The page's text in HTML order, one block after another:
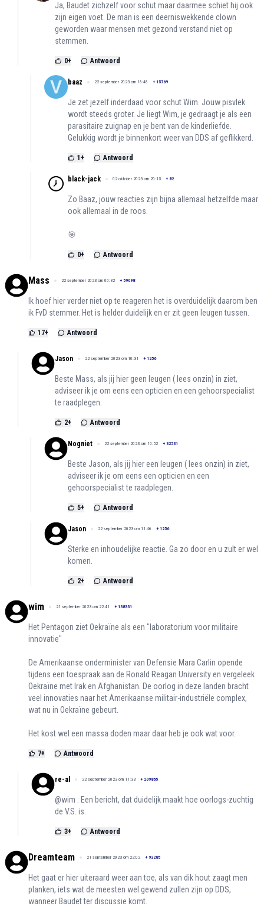
Ja, Baudet zichzelf voor schut maar daarmee schiet hij ook
zijn eigen voet. De man is een deerniswekkende clown
geworden waar mensen met gezond verstand niet op
stemmen.
0+ Antwoord
baaz 22 september 2023 om 18:48 + 15769
Je zet jezelf inderdaad voor schut Wim. Jouw pisvlek
wordt steeds groter. Je liegt Wim, je gedraagt je als een
parasitaire zuignap en je bent van de kinderliefde.
Gelukkig wordt je binnenkort weer van DDS af geflikkerd.
1 + Antwoord
black-jack 02 oktober 2023 om 20:15 + 82
Zo Baaz, jouw reacties zijn bijna allemaal hetzelfde maar
ook allemaal in de roos.
🎯
0+ Antwoord
Mass 22 september 2023 om 00:32 + 59098
Ik hoef hier verder niet op te reageren het is overduidelijk daarom ben
ik FvD stemmer. Het is helder duidelijk en er zit geen leugen tussen.
17+ Antwoord
Jason 22 september 2023 om 10:31 + 1256
Beste Mass, als jij hier geen leugen ( lees onzin) in ziet,
adviseer ik je om eens een opticien en een gehoorspecialist
te raadplegen.
2+ Antwoord
Nogniet 22 september 2023 om 10:52 + 32531
Beste Jason, als jij hier een leugen ( lees onzin) in ziet,
adviseer ik je om eens een opticien en een
gehoorspecialist te raadplegen.
5+ Antwoord
Jason 22 september 2023 om 11:46 + 1256
Sterke en inhoudelijke reactie. Ga zo door en u zult er wel
komen.
2+ Antwoord
wim 21 september 2023 om 22:41 + 138331
Het Pentagon ziet Oekraïne als een "laboratorium voor militaire
innovatie"
De Amerikaanse onderminister van Defensie Mara Carlin opende
tijdens een toespraak aan de Ronald Reagan University en vergeleek
Oekraïne met Irak en Afghanistan. De oorlog in deze landen bracht
veel innovaties naar het Amerikaanse militair-industriële complex,
wat nu in Oekraïne gebeurt.
Het kost wel een massa doden maar daar heb je ook wat voor.
7+ Antwoord
re-al 22 september 2023 om 11:33 + 209865
@wim : Een bericht, dat duidelijk maakt hoe oorlogs-zuchtig
de V.S. is.
3+ Antwoord
Dreamteam 21 september 2023 om 22:02 + 93285
Het gaat er hier uiteraard weer aan toe, als van dik hout zaagt men
planken, iets wat de meesten wel gewend zullen zijn op DDS,
wanneer Baudet ter discussie komt.